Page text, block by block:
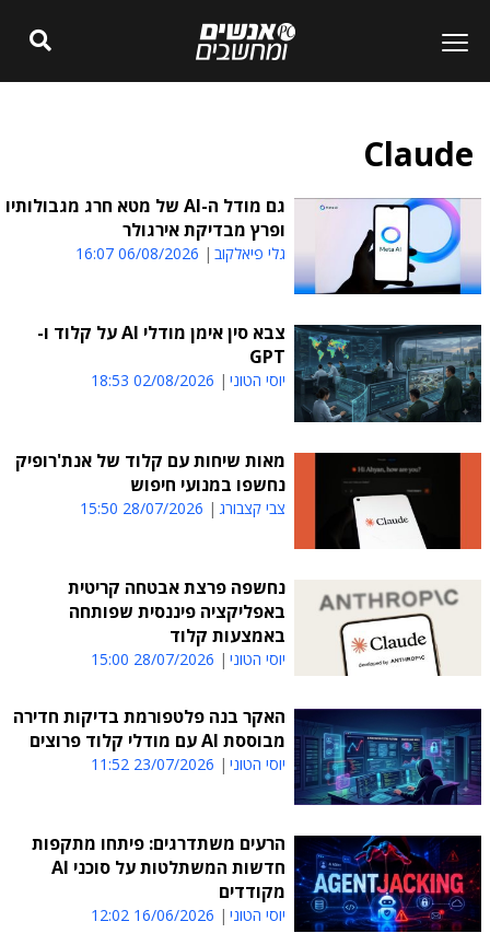
Claude
גם מודל ה-AI של מטא חרג מגבולותיו
ופרץ מבדיקת אירגולר
גלי פיאלקוב 06/08/2026 16:07
צבא סין אימן מודלי AI על קלוד ו-
GPT
יוסי הטוני 02/08/2026 18:53
מאות שיחות עם קלוד של אנת'רופיק
נחשפו במנועי חיפוש
צבי קצבורג 28/07/2026 15:50
נחשפה פרצת אבטחה קריטית
באפליקציה פיננסית שפותחה
באמצעות קלוד
יוסי הטוני 28/07/2026 15:00
האקר בנה פלטפורמת בדיקות חדירה
מבוססת AI עם מודלי קלוד פרוצים
יוסי הטוני 23/07/2026 11:52
הרעים משתדרגים: פיתחו מתקפות
חדשות המשתלטות על סוכני AI
מקודדים
יוסי הטוני 16/06/2026 12:02